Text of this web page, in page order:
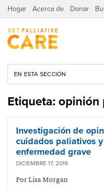
Hogar Acerca de Donar
EN ESTA SECCIÓN
Etiqueta: opinión
Investigación de
cuidados paliativos
enfermedad grave
DICIEMBRE 17, 2019
Por Lisa Morgan